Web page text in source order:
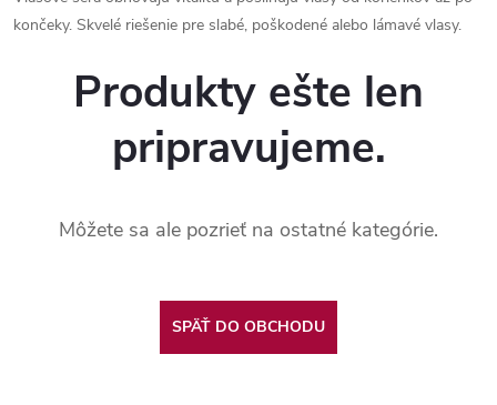
končeky. Skvelé riešenie pre slabé, poškodené alebo lámavé vlasy.
Produkty ešte len
pripravujeme.
Môžete sa ale pozrieť na ostatné kategórie.
SPÄŤ DO OBCHODU